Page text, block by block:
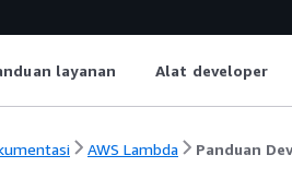
layanan Alat developer
AWS Lambda Panduan